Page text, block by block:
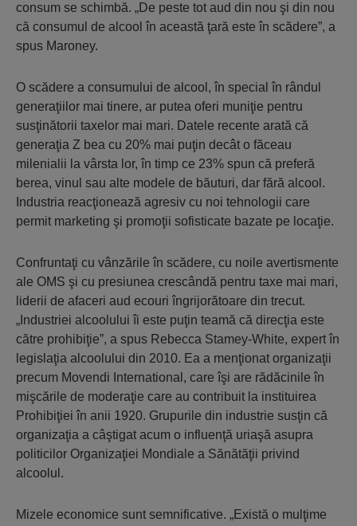
consum se schimbă. „De peste tot aud din nou şi din nou
că consumul de alcool în această ţară este în scădere”, a
spus Maroney.
O scădere a consumului de alcool, în special în rândul
generaţiilor mai tinere, ar putea oferi muniţie pentru
susţinătorii taxelor mai mari. Datele recente arată că
generaţia Z bea cu 20% mai puţin decât o făceau
milenialii la vârsta lor, în timp ce 23% spun că preferă
berea, vinul sau alte modele de băuturi, dar fără alcool.
Industria reacţionează agresiv cu noi tehnologii care
permit marketing şi promoţii sofisticate bazate pe locaţie.
Confruntaţi cu vânzările în scădere, cu noile avertismente
ale OMS şi cu presiunea crescândă pentru taxe mai mari,
liderii de afaceri aud ecouri îngrijorătoare din trecut.
„Industriei alcoolului îi este puţin teamă că direcţia este
către prohibiţie”, a spus Rebecca Stamey-White, expert în
legislaţia alcoolului din 2010. Ea a menţionat organizaţii
precum Movendi International, care îşi are rădăcinile în
mişcările de moderaţie care au contribuit la instituirea
Prohibiţiei în anii 1920. Grupurile din industrie susţin că
organizaţia a câştigat acum o influenţă uriaşă asupra
politicilor Organizaţiei Mondiale a Sănătăţii privind
alcoolul.
Mizele economice sunt semnificative. „Există o mulţime